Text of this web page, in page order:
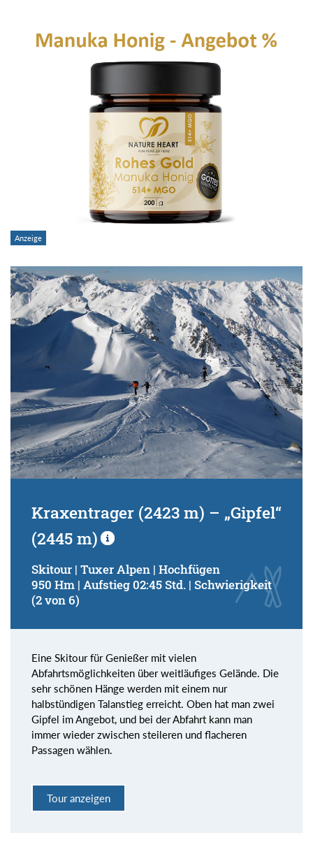
Kraxentrager (2423 m) – „Gipfel“
(2445 m)
Skitour | Tuxer Alpen | Hochfügen
950 Hm | Aufstieg 02:45 Std. | Schwierigkeit
(2 von 6)
Eine Skitour für Genießer mit vielen
Abfahrtsmöglichkeiten über weitläufiges Gelände. Die
sehr schönen Hänge werden mit einem nur
halbstündigen Talanstieg erreicht. Oben hat man zwei
Gipfel im Angebot, und bei der Abfahrt kann man
immer wieder zwischen steileren und flacheren
Passagen wählen.
Tour anzeigen